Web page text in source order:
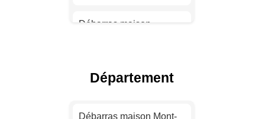
Débarras maison
Débarras maison Nice
Département
Débarras maison Mont-